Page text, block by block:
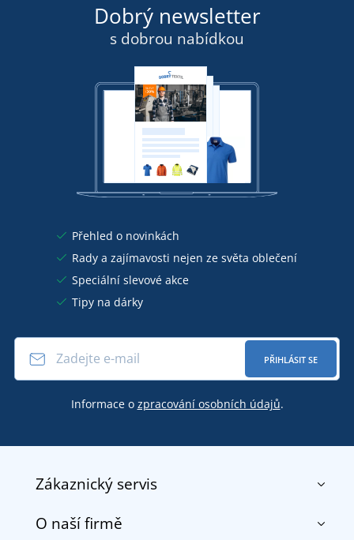
Dobrý newsletter
s dobrou nabídkou
Přehled o novinkách
Rady a zajímavosti nejen ze světa oblečení
Speciální slevové akce
Tipy na dárky
PŘIHLÁSIT SE
Informace o zpracování osobních údajů.
Zákaznický servis
Kontakt
O naší firmě